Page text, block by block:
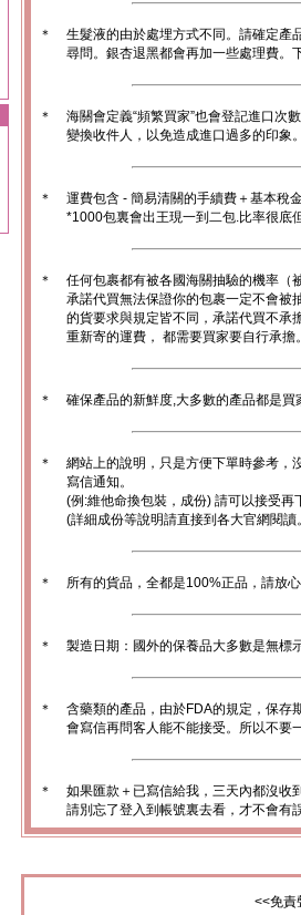
＊
生髮液的由於處埋方式不同。請確定產
尋問。銀杏退黑都會再加一些處理費。
＊
海關會定義“頻繁買家”也會登記進口次
變換收件人，以免造成進口過多的印象
＊
運費包含 - 簡易清關的手續費＋基本稅
*1000包裏會出王現一到二包.比率很底
＊
任何包裹都有被各國海關抽驗的機率（
承諾代買無法保證你的包裹一定不會被
的貨要求與規定皆不同，承諾代買不承
重新寄的運費， 都需要買家要自行承擔
＊ 確保產品的新鮮度,大多數的產品都是
＊
網站上的說明，只是方便下單時參考，
寫信通知。
(例:維他命換包裝，成份) 請可以接受再
(詳細成份等說明請直接到各大官網閱讀
＊ 所有的貨品，全都是100%正品，請放
＊ 製造日期：國外的保養品大多數是無標
＊
含藥類的產品，由於FDA的規定，保存
會寫信再問客人能不能接受。所以不要
＊
如果匯款＋已寫信給我，三天內都沒收
請別忘了登入到帳號裏去看，才不會有
<<免責